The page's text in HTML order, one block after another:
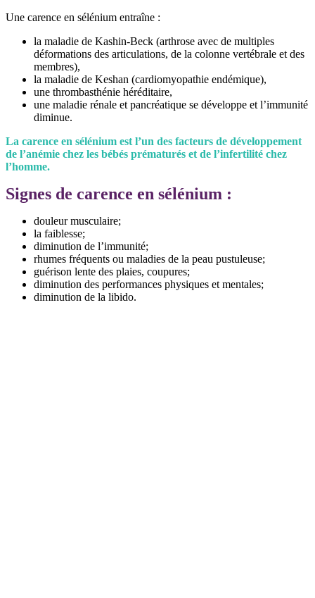
Une carence en sélénium entraîne :
la maladie de Kashin-Beck (arthrose avec de multiples
déformations des articulations, de la colonne vertébrale et des
membres),
la maladie de Keshan (cardiomyopathie endémique),
une thrombasthénie héréditaire,
une maladie rénale et pancréatique se développe et l’immunité
diminue.
La carence en sélénium est l’un des facteurs de développement
de l’anémie chez les bébés prématurés et de l’infertilité chez
l’homme.
Signes de carence en sélénium :
douleur musculaire;
la faiblesse;
diminution de l’immunité;
rhumes fréquents ou maladies de la peau pustuleuse;
guérison lente des plaies, coupures;
diminution des performances physiques et mentales;
diminution de la libido.